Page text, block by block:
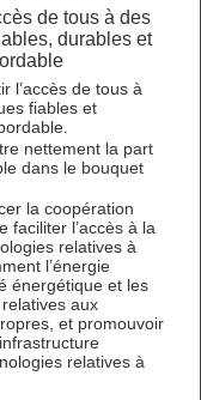
de tous à des
durables et
l’accès de tous à
fiables et
nettement la part
dans le bouquet
la coopération
faciliter l’accès à la
relatives à
l’énergie
énergétique et les
aux
et promouvoir
relatives à